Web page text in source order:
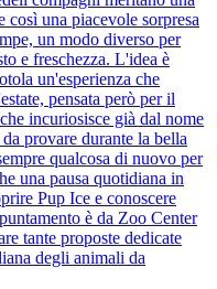
così una piacevole sorpresa
un modo diverso per
e freschezza. L'idea è
un'esperienza che
pensata però per il
incuriosisce già dal nome
provare durante la bella
qualcosa di nuovo per
una pausa quotidiana in
Pup Ice e conoscere
è da Zoo Center
tante proposte dedicate
degli animali da